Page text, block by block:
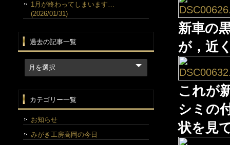
新車の
が，近
これが
シミの
状を見
1月が終わってしまいます…
(2026/01/31)
過去の記事一覧
カテゴリー一覧
お知らせ
みがき工房高岡の今日